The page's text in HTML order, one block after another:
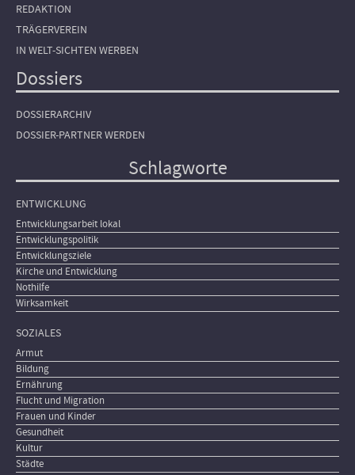
REDAKTION
TRÄGERVEREIN
IN WELT-SICHTEN WERBEN
Dossiers
DOSSIERARCHIV
DOSSIER-PARTNER WERDEN
Schlagworte
ENTWICKLUNG
Entwicklungsarbeit lokal
Entwicklungspolitik
Entwicklungsziele
Kirche und Entwicklung
Nothilfe
Wirksamkeit
SOZIALES
Armut
Bildung
Ernährung
Flucht und Migration
Frauen und Kinder
Gesundheit
Kultur
Städte